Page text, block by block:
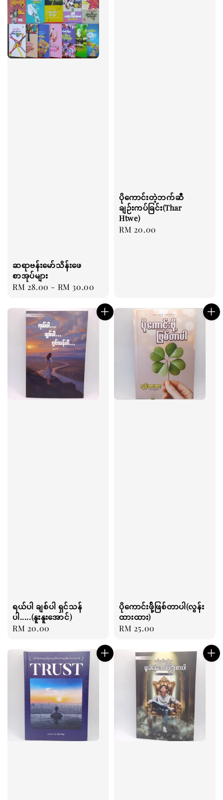
ဆရာဗန်းမော်သိန်းဖေ
စာအုပ်များ
Regular
RM 28.00 - RM 30.00
ပိုကောင်းတဲ့ဘက်ဆီ
ချဉ်းကပ်ခြင်း(Thar
Htwe)
Regular
RM 20.00
ရယ်ပါ ချစ်ပါ ရှင်သန်
ပါ.....(နူးနူးအောင်)
Regular
RM 20.00
ပိုကောင်းဖို့်ဖြစ်တာပါ(လွန်း
ထားထား)
Regular
RM 25.00